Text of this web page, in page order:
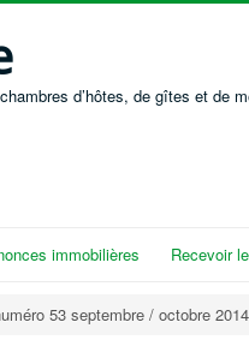
d’hôtes, de gîtes et de
immobilières Recevoir
53 septembre / octobre 2014